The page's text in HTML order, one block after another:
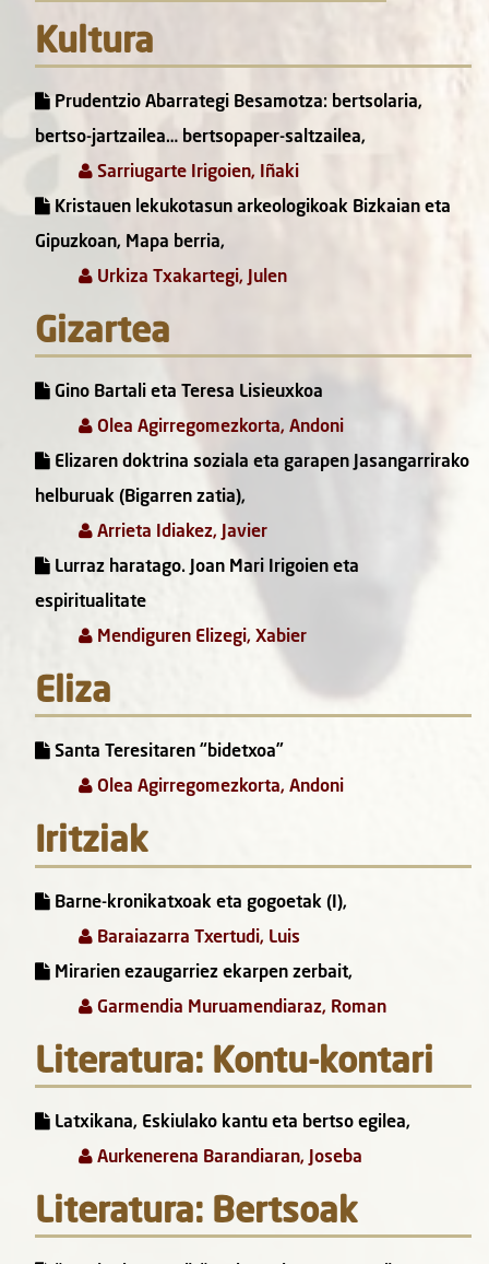
Kultura
Prudentzio Abarrategi Besamotza: bertsolaria,
bertso-jartzailea… bertsopaper-saltzailea,
Sarriugarte Irigoien, Iñaki
Kristauen lekukotasun arkeologikoak Bizkaian eta
Gipuzkoan, Mapa berria,
Urkiza Txakartegi, Julen
Gizartea
Gino Bartali eta Teresa Lisieuxkoa
Olea Agirregomezkorta, Andoni
Elizaren doktrina soziala eta garapen Jasangarrirako
helburuak (Bigarren zatia),
Arrieta Idiakez, Javier
Lurraz haratago. Joan Mari Irigoien eta
espiritualitate
Mendiguren Elizegi, Xabier
Eliza
Santa Teresitaren “bidetxoa”
Olea Agirregomezkorta, Andoni
Iritziak
Barne-kronikatxoak eta gogoetak (I),
Baraiazarra Txertudi, Luis
Mirarien ezaugarriez ekarpen zerbait,
Garmendia Muruamendiaraz, Roman
Literatura: Kontu-kontari
Latxikana, Eskiulako kantu eta bertso egilea,
Aurkenerena Barandiaran, Joseba
Literatura: Bertsoak